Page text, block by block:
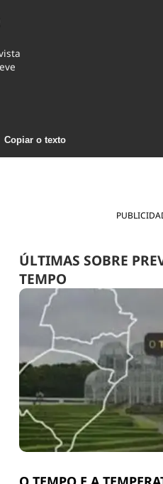
Copiar o texto
ÚLTIMAS SOBRE
TEMPO